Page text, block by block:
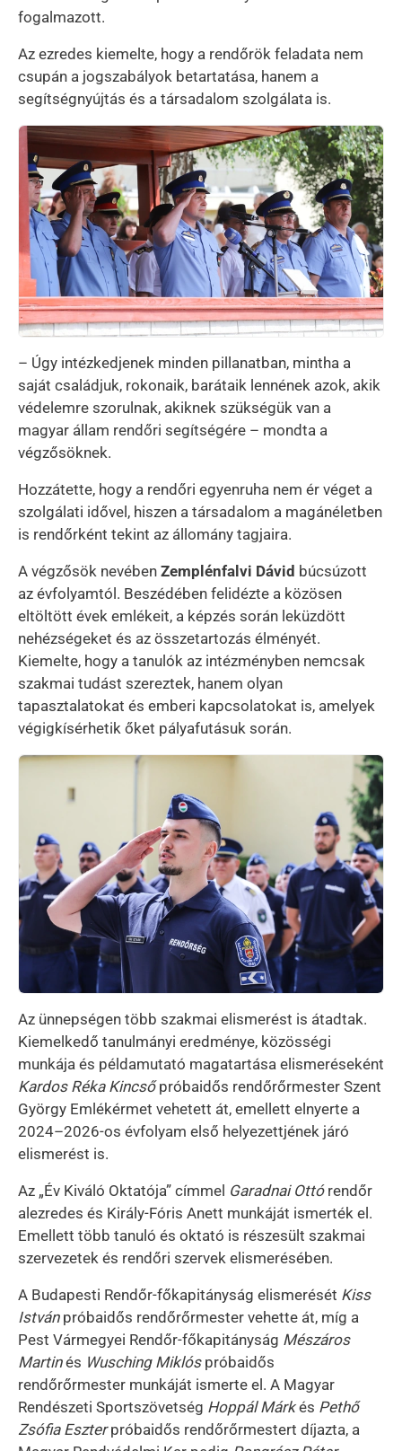
fogalmazott.
Az ezredes kiemelte, hogy a rendőrök feladata nem
csupán a jogszabályok betartatása, hanem a
segítségnyújtás és a társadalom szolgálata is.
Kép
– Úgy intézkedjenek minden pillanatban, mintha a
saját családjuk, rokonaik, barátaik lennének azok, akik
védelemre szorulnak, akiknek szükségük van a
magyar állam rendőri segítségére – mondta a
végzősöknek.
Hozzátette, hogy a rendőri egyenruha nem ér véget a
szolgálati idővel, hiszen a társadalom a magánéletben
is rendőrként tekint az állomány tagjaira.
A végzősök nevében Zemplénfalvi Dávid búcsúzott
az évfolyamtól. Beszédében felidézte a közösen
eltöltött évek emlékeit, a képzés során leküzdött
nehézségeket és az összetartozás élményét.
Kiemelte, hogy a tanulók az intézményben nemcsak
szakmai tudást szereztek, hanem olyan
tapasztalatokat és emberi kapcsolatokat is, amelyek
végigkísérhetik őket pályafutásuk során.
Kép
Az ünnepségen több szakmai elismerést is átadtak.
Kiemelkedő tanulmányi eredménye, közösségi
munkája és példamutató magatartása elismeréseként
Kardos Réka Kincsőpróbaidős rendőrőrmester Szent
György Emlékérmet vehetett át, emellett elnyerte a
2024–2026-os évfolyam első helyezettjének járó
elismerést is.
Az „Év Kiváló Oktatója” címmel Garadnai Ottórendőr
alezredes és Király-Fóris Anett munkáját ismerték el.
Emellett több tanuló és oktató is részesült szakmai
szervezetek és rendőri szervek elismerésében.
A Budapesti Rendőr-főkapitányság elismerését Kiss
Istvánpróbaidős rendőrőrmester vehette át, míg a
Pest Vármegyei Rendőr-főkapitányság Mészáros
Martinés Wusching Miklóspróbaidős
rendőrőrmester munkáját ismerte el. A Magyar
Rendészeti Sportszövetség Hoppál Márkés Pethő
Zsófia Eszterpróbaidős rendőrőrmestert díjazta, a